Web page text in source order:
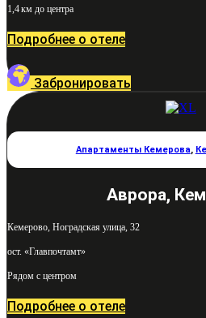
1,4 км до центра
Подробнее о отеле
Забронировать
Апартаменты Кемерова,
Аврора,
Кемерово, Ноградская улица, 32
ост. «Главпочтамт»
Рядом с центром
Подробнее о отеле